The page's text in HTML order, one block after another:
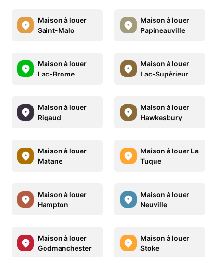
Maison à louer
Saint-Malo
Maison à louer
Papineauville
Maison à louer
Lac-Brome
Maison à louer
Lac-Supérieur
Maison à louer
Rigaud
Maison à louer
Hawkesbury
Maison à louer
Matane
Maison à louer La
Tuque
Maison à louer
Hampton
Maison à louer
Neuville
Maison à louer
Godmanchester
Maison à louer
Stoke